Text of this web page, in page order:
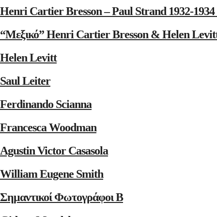
Henri Cartier Bresson – Paul Strand 1932-
“Μεξικό” Henri Cartier Bresson & Helen
Helen Levitt
Saul Leiter
Ferdinando Scianna
Francesca Woodman
Agustin Victor Casasola
William Eugene Smith
Σημαντικοί Φωτογράφοι Β